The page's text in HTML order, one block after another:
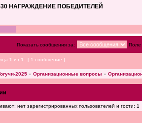
30 НАГРАЖДЕНИЕ ПОБЕДИТЕЛЕЙ
Показать сообщения за: Поле
1 из 1 [ 1 сообщение ]
2025 » Организационные вопросы »
нет зарегистрированных пользователей и гости: 1